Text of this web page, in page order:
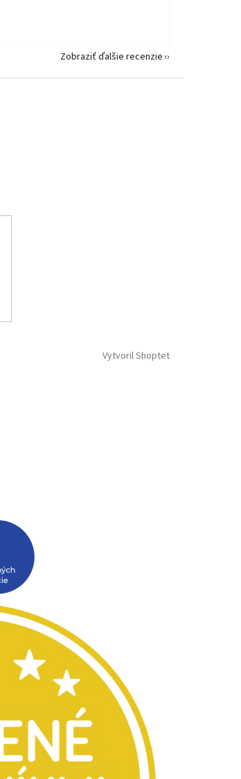
Zobraziť ďalšie recenzie
Vytvoril Shoptet